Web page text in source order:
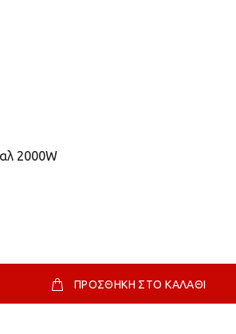
2000W
ΠΡΟΣΘΗΚΗ ΣΤΟ ΚΑΛΑΘΙ